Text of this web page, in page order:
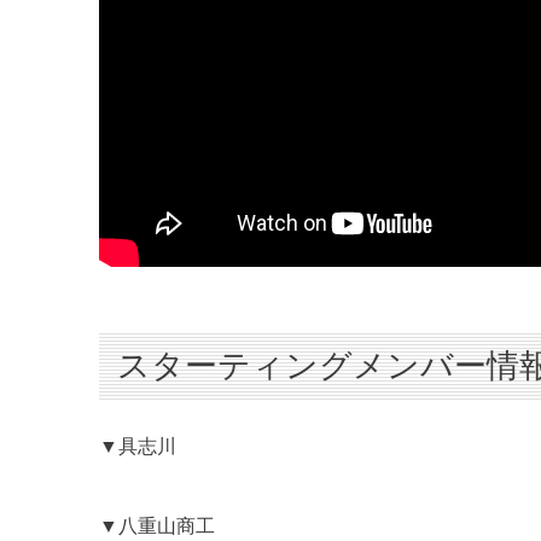
スターティングメンバー情
▼具志川
▼八重山商工